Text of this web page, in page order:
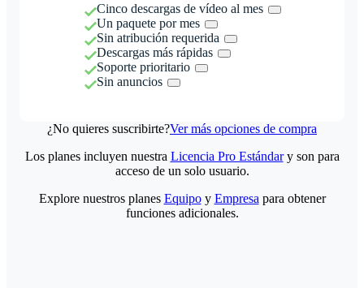
Cinco descargas de vídeo al mes
Un paquete por mes
Sin atribución requerida
Descargas más rápidas
Soporte prioritario
Sin anuncios
¿No quieres suscribirte?Ver más opciones de compra
Los planes incluyen nuestra Licencia Pro Estándary son para
acceso de un solo usuario.
Explore nuestros planes Equipoy Empresa para obtener
funciones adicionales.